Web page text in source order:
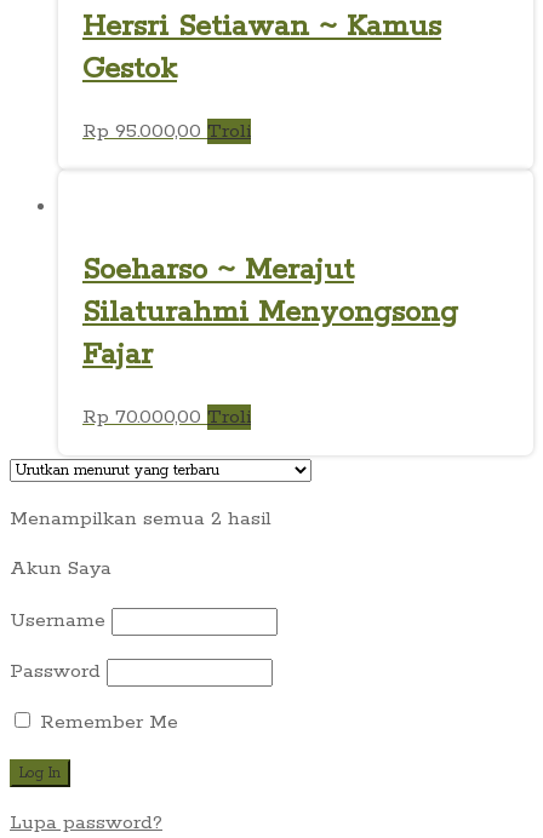
Hersri Setiawan ~ Kamus
Gestok
Rp95.000,00 Troli
Soeharso ~ Merajut
Silaturahmi Menyongsong
Fajar
Rp 70.000,00 Troli
Menampilkan semua 2 hasilDiurutkan
Akun Saya
Username
Password
Remember Me
Lupa password?